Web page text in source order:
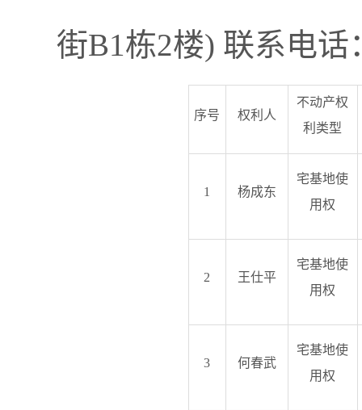
街B1栋2楼) 联系电话
序号 权利人
不动产权
利类型
1 杨成东
宅基地使
用权
2 王仕平
宅基地使
用权
3 何春武
宅基地使
用权